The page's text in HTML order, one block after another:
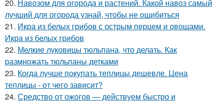
20. Навозом для огорода и растений. Какой навоз самый
лучший для огорода узнай, чтобы не ошибиться
21. Икра из белых грибов с острым перцем и овощами.
Икра из белых грибов
22. Мелкие луковицы тюльпана, что делать. Как
размножать тюльпаны детками
23. Когда лучше покупать теплицы дешевле. Цена
теплицы - от чего зависит?
24. Средство от ожогов ― действуем быстро и